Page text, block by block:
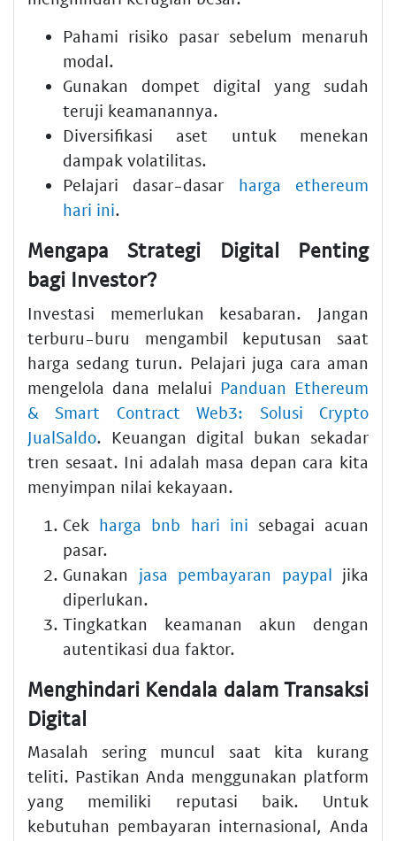
Pahami risiko pasar sebelum menaruh
modal.
Gunakan dompet digital yang sudah
teruji keamanannya.
Diversifikasi aset untuk menekan
dampak volatilitas.
Pelajari dasar-dasar harga ethereum
hari ini.
Mengapa Strategi Digital Penting
bagi Investor?
Investasi memerlukan kesabaran. Jangan
terburu-buru mengambil keputusan saat
harga sedang turun. Pelajari juga cara aman
mengelola dana melalui Panduan Ethereum
& Smart Contract Web3: Solusi Crypto
JualSaldo. Keuangan digital bukan sekadar
tren sesaat. Ini adalah masa depan cara kita
menyimpan nilai kekayaan.
Cek harga bnb hari ini sebagai acuan
pasar.
Gunakan jasa pembayaran paypal jika
diperlukan.
Tingkatkan keamanan akun dengan
autentikasi dua faktor.
Menghindari Kendala dalam Transaksi
Digital
Masalah sering muncul saat kita kurang
teliti. Pastikan Anda menggunakan platform
yang memiliki reputasi baik. Untuk
kebutuhan pembayaran internasional, Anda